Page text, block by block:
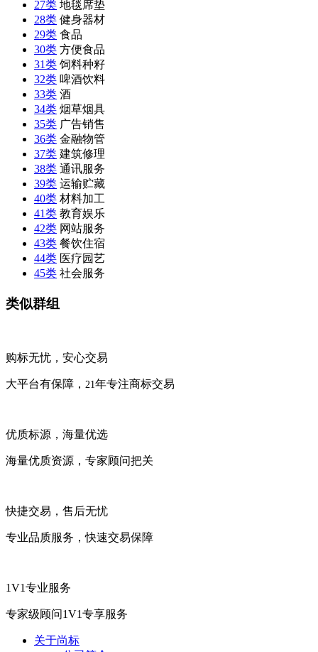
27类 地毯席垫
28类 健身器材
29类 食品
30类 方便食品
31类 饲料种籽
32类 啤酒饮料
33类 酒
34类 烟草烟具
35类 广告销售
36类 金融物管
37类 建筑修理
38类 通讯服务
39类 运输贮藏
40类 材料加工
41类 教育娱乐
42类 网站服务
43类 餐饮住宿
44类 医疗园艺
45类 社会服务
类似群组
购标无忧，安心交易
大平台有保障， 21年专注商标交易
优质标源，海量优选
海量优质资源，专家顾问把关
快捷交易，售后无忧
专业品质服务，快速交易保障
1V1专业服务
专家级顾问1V1专享服务
关于尚标